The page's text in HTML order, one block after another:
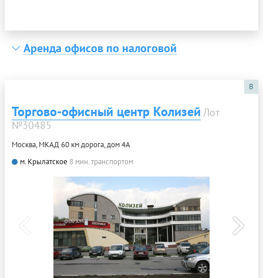
Аренда офисов по налоговой
B
Торгово-офисный центр Колизей Лот
№30485
Москва, МКАД 60 км дорога, дом 4А
м. Крылатское 8 мин. транспортом